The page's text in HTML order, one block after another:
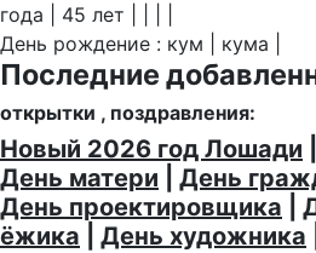
года | 45 лет | | | |
День рождение : кум | кума |
Последние
открытки , поздравления:
Новый 2026 год Лошади
День матери
День
День проектировщика
ёжика
День художника